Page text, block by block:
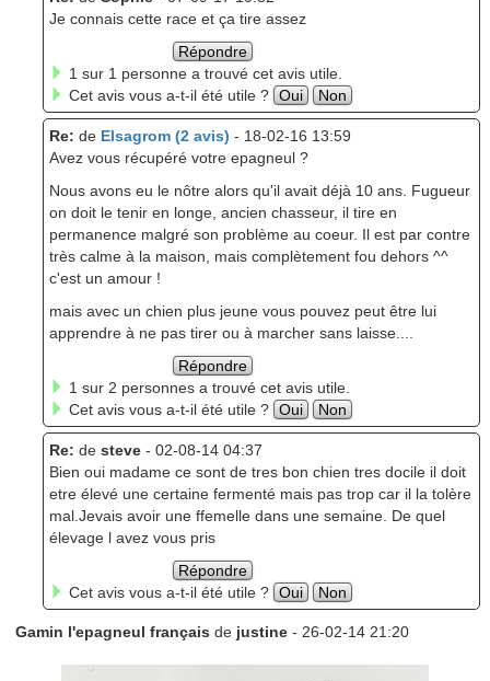
Je connais cette race et ça tire assez
Répondre
1 sur 1 personne a trouvé cet avis utile.
Cet avis vous a-t-il été utile ? Oui Non
Re: de Elsagrom (2 avis) - 18-02-16 13:59
Avez vous récupéré votre epagneul ?
Nous avons eu le nôtre alors qu'il avait déjà 10 ans. Fugueur
on doit le tenir en longe, ancien chasseur, il tire en
permanence malgré son problème au coeur. Il est par contre
très calme à la maison, mais complètement fou dehors ^^
c'est un amour !
mais avec un chien plus jeune vous pouvez peut être lui
apprendre à ne pas tirer ou à marcher sans laisse....
Répondre
1 sur 2 personnes a trouvé cet avis utile.
Cet avis vous a-t-il été utile ? Oui Non
Re: de steve- 02-08-14 04:37
Bien oui madame ce sont de tres bon chien tres docile il doit
etre élevé une certaine fermenté mais pas trop car il la tolère
mal.Jevais avoir une ffemelle dans une semaine. De quel
élevage l avez vous pris
Répondre
Cet avis vous a-t-il été utile ? Oui Non
Gamin l'epagneul français de justine- 26-02-14 21:20